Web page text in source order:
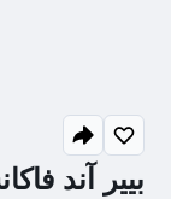
بيير آند